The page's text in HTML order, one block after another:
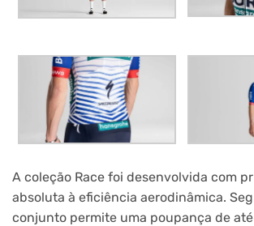
A coleção Race foi desenvolvida com
absoluta à eficiência aerodinâmica.
conjunto permite uma poupança de